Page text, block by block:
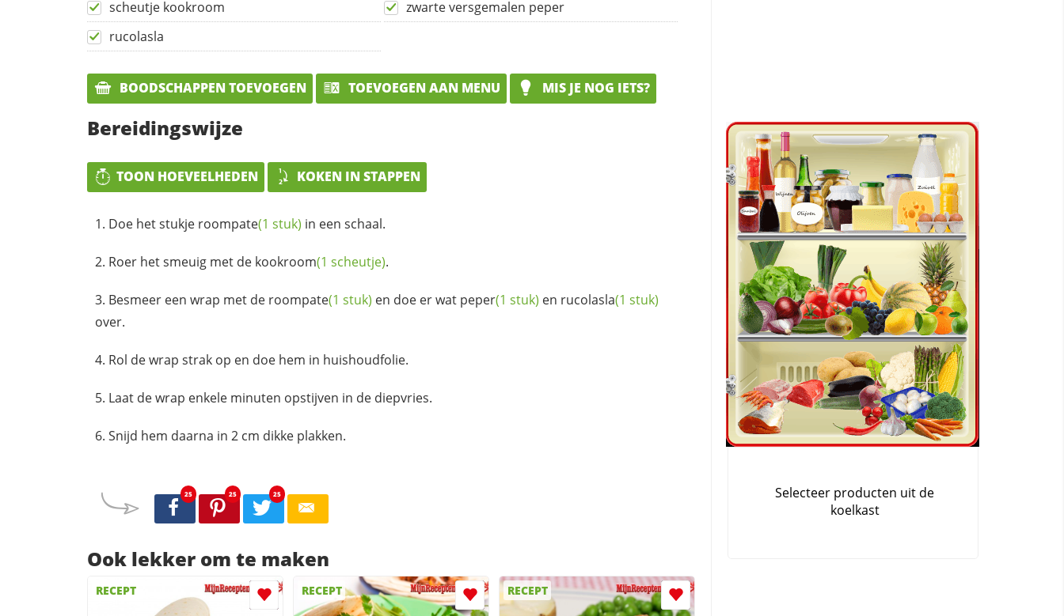
scheutje kookroom
zwarte versgemalen peper
rucolasla
BOODSCHAPPEN TOEVOEGEN TOEVOEGEN AAN MENU MIS JE NOG IETS?
Bereidingswijze
TOON HOEVEELHEDEN KOKEN IN STAPPEN
Doe het stukje roompate(1 stuk) in een schaal.
Roer het smeuig met de kookroom(1 scheutje).
Besmeer een wrap met de roompate(1 stuk) en doe er wat peper(1 stuk) en rucolasla(1 stuk)
over.
Rol de wrap strak op en doe hem in huishoudfolie.
Laat de wrap enkele minuten opstijven in de diepvries.
Snijd hem daarna in 2 cm dikke plakken.
25 25 25
Ook lekker om te maken
RECEPT RECEPT RECEPT